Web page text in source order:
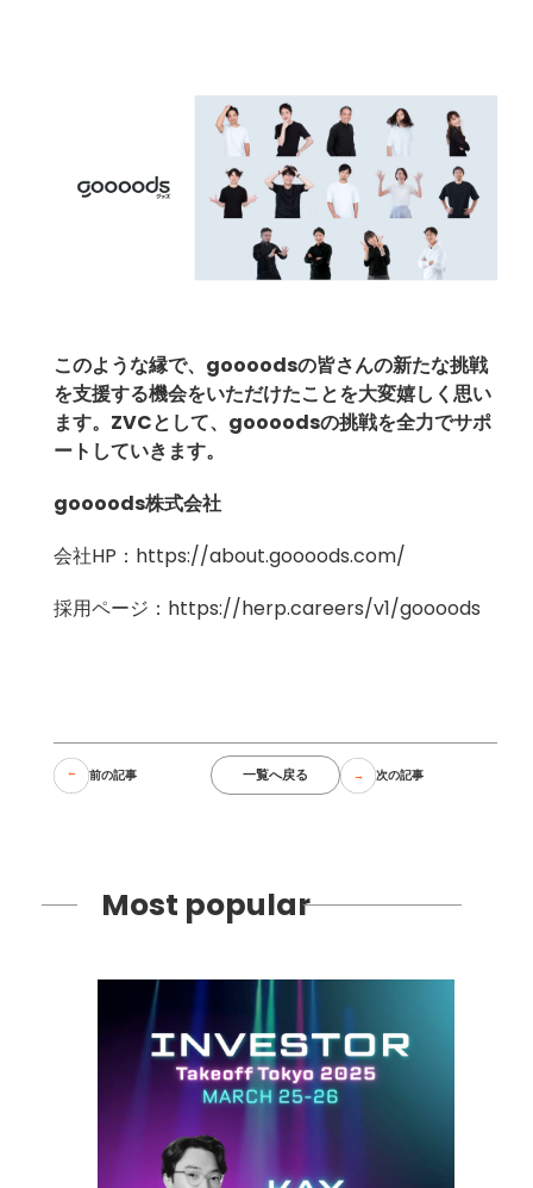
このような縁で、goooodsの皆さんの新たな挑戦
を支援する機会をいただけたことを大変嬉しく思い
ます。ZVCとして、goooodsの挑戦を全力でサポ
ートしていきます。
goooods株式会社
会社HP： https://about.goooods.com/
採用ページ： https://herp.careers/v1/goooods
前の記事 一覧へ戻る 次の記事
Most popular